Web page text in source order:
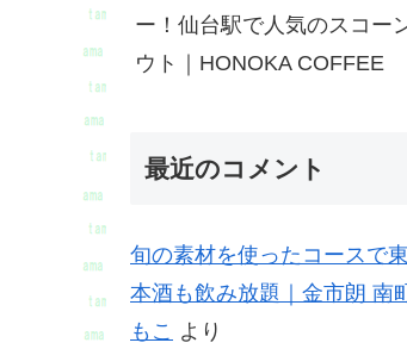
ー！仙台駅で人気のスコー
ウト｜HONOKA COFFEE
最近のコメント
旬の素材を使ったコースで
本酒も飲み放題｜金市朗 南
もこ より